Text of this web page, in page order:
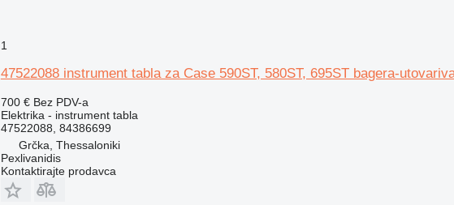
1
47522088 instrument tabla za Case 590ST, 580ST, 695ST bagera-
700 € Bez PDV-a
Elektrika - instrument tabla
47522088, 84386699
Grčka, Thessaloniki
Pexlivanidis
Kontaktirajte prodavca